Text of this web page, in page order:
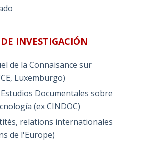
INVESTIGACIÓN
de la Connaisance sur
Luxemburgo)
Documentales sobre
(ex CINDOC)
relations internationales
de l'Europe)